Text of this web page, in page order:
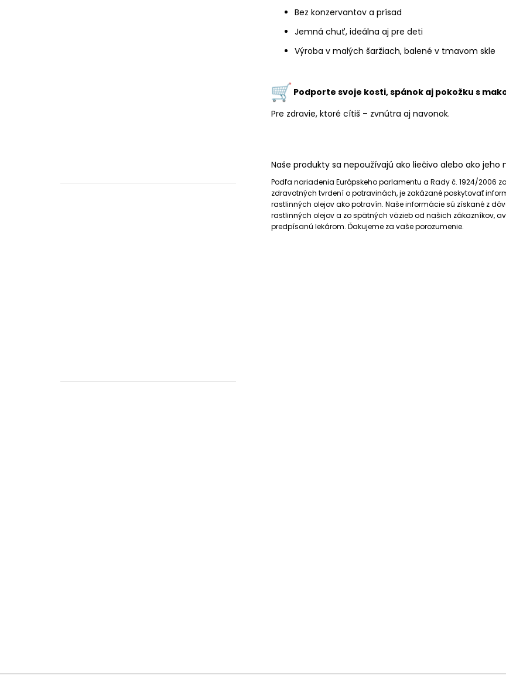
Bez konzervantov a prísad
Jemná chuť, ideálna aj pre deti
Výroba v malých šaržiach, balené v tmavom skle
Podporte svoje kosti, spánok aj pokožku s
Pre zdravie, ktoré cítiš – zvnútra aj navonok.
Naše produkty sa nepoužívajú ako liečivo alebo ako jeho
Podľa nariadenia Európskeho parlamentu a Rady č. 1924/2006
zdravotných tvrdení o potravinách, je zakázané poskytovať
rastlinných olejov ako potravín. Naše informácie sú získané z
rastlinných olejov a zo spätných väzieb od našich zákazníkov,
predpísanú lekárom. Ďakujeme za vaše porozumenie.